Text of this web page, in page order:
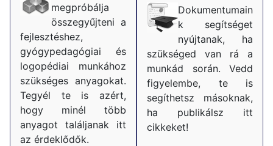
megpróbálja
összegyűjteni a
fejlesztéshez,
gyógypedagógiai és
logopédiai munkához
szükséges anyagokat.
Tegyél te is azért,
hogy minél több
anyagot találjanak itt
az érdeklődők.
Dokumentumain
k segítséget
nyújtanak, ha
szükséged van rá a
munkád során. Vedd
figyelembe, te is
segíthetsz másoknak,
ha publikálsz itt
cikkeket!